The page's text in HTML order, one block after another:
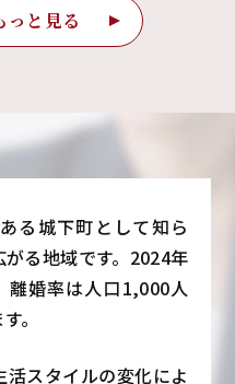
っと見る
る城下町として知ら
る地域です。2024年
離婚率は人口1,000人
。
スタイルの変化によ